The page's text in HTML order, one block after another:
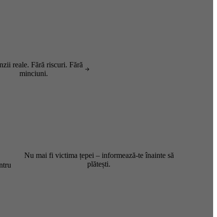
reale. Fără riscuri. Fără
minciuni.
Nu mai fi victima țepei – informează-te înainte să
plătești.